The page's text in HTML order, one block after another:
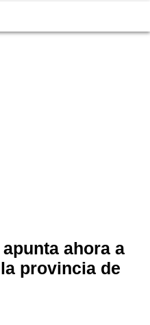
ahora a
provincia de